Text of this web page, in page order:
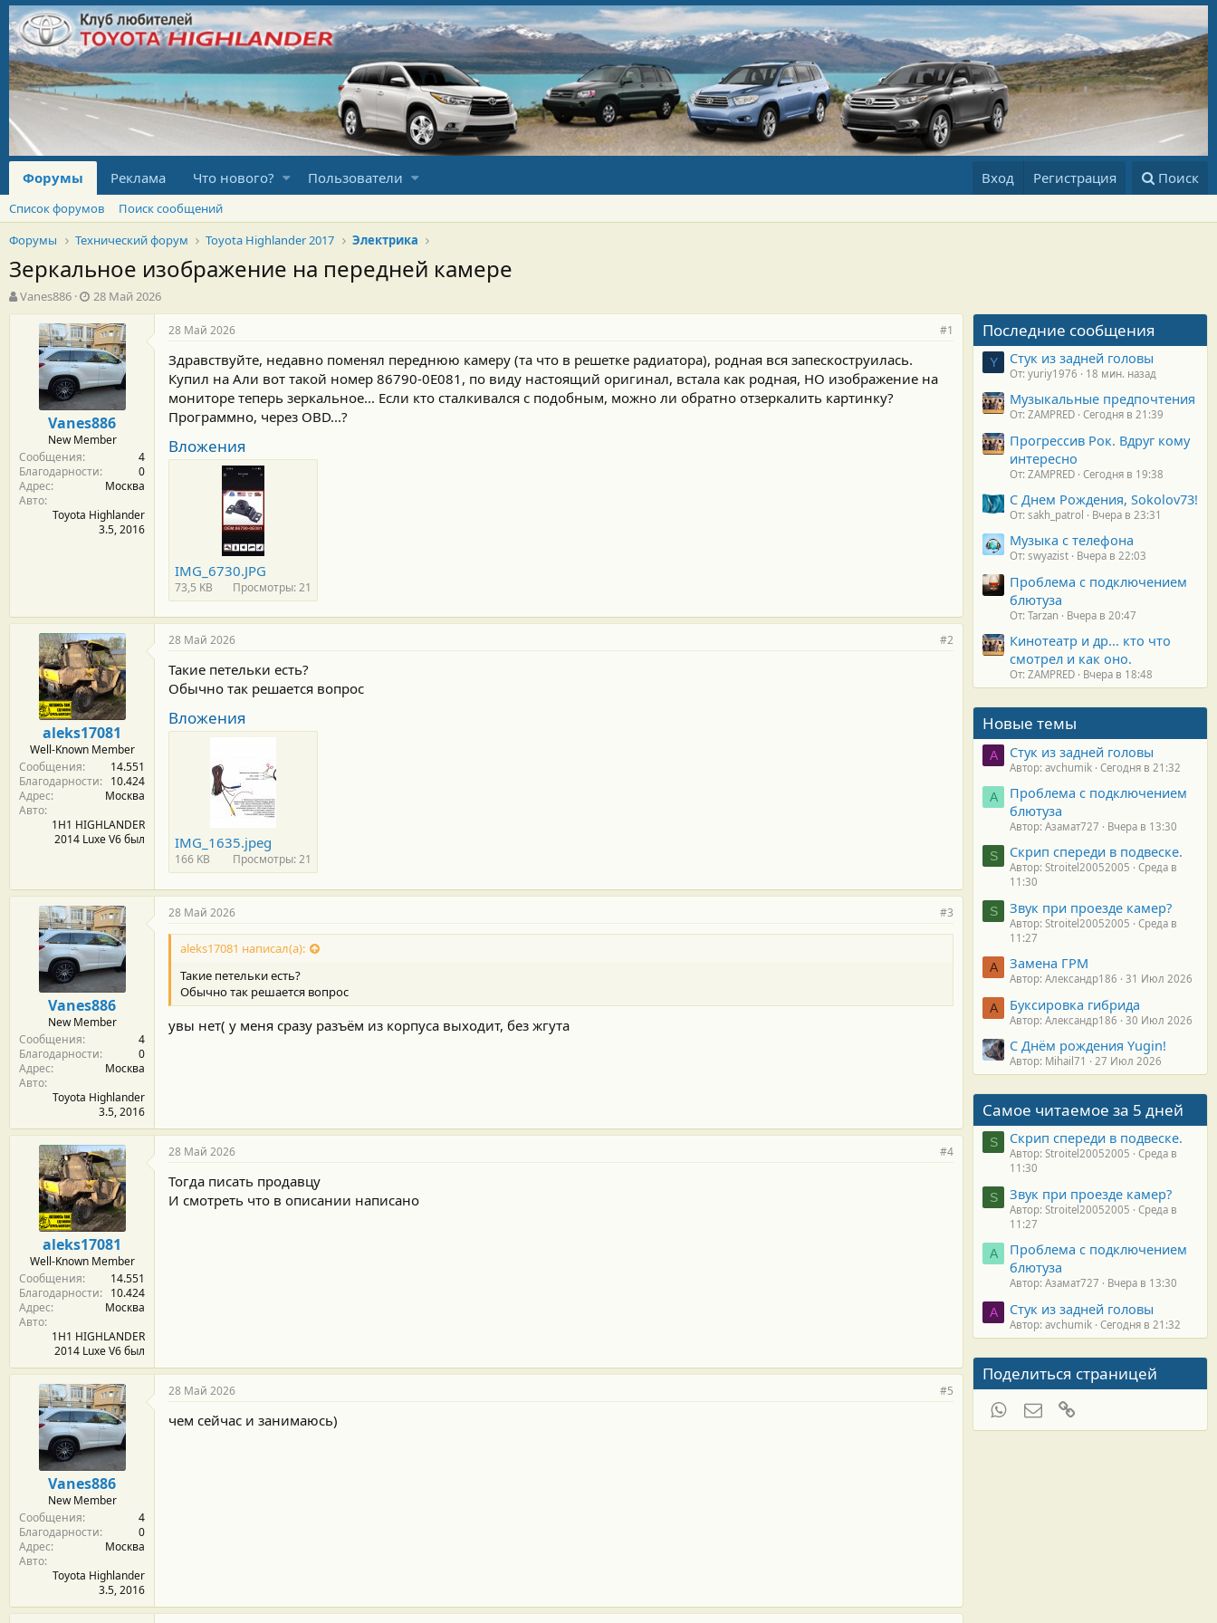
Форумы Реклама Что нового? Пользователи Вход Регистрация Поиск
Список форумов
Поиск сообщений
Форумы
Технический форум Toyota Highlander 2017 Электрика
Зеркальное изображение на передней камере
А
в
Vanes886
Д
а
т
а
н
а
ч
а
л
а
28 Май 2026
Vanes886
New Member
Сообщения
4
Благодарности
0
Адрес
Москва
Авто
Toyota Highlander
3.5, 2016
28 Май 2026 #1
Здравствуйте, недавно поменял переднюю камеру (та что в решетке радиатора), родная вся запескоструилась.
Купил на Али вот такой номер 86790-0E081, по виду настоящий оригинал, встала как родная, НО изображение на
мониторе теперь зеркальное... Если кто сталкивался с подобным, можно ли обратно отзеркалить картинку?
Программно, через OBD...?
Вложения
IMG_6730.JPG
73,5 KB Просмотры: 21
aleks17081
Well-Known Member
Сообщения
14.551
Благодарности
10.424
Адрес
Москва
Авто
1H1 HIGHLANDER
2014 Luxe V6 был
28 Май 2026 #2
Такие петельки есть?
Обычно так решается вопрос
Вложения
IMG_1635.jpeg
166 KB Просмотры: 21
Vanes886
New Member
Сообщения
4
Благодарности
0
Адрес
Москва
Авто
Toyota Highlander
3.5, 2016
28 Май 2026 #3
aleks17081 написал(а):
Такие петельки есть?
Обычно так решается вопрос
увы нет( у меня сразу разъём из корпуса выходит, без жгута
aleks17081
Well-Known Member
Сообщения
14.551
Благодарности
10.424
Адрес
Москва
Авто
1H1 HIGHLANDER
2014 Luxe V6 был
28 Май 2026 #4
Тогда писать продавцу
И смотреть что в описании написано
Vanes886
New Member
Сообщения
4
Благодарности
0
Адрес
Москва
Авто
Toyota Highlander
3.5, 2016
28 Май 2026 #5
чем сейчас и занимаюсь)
Последние сообщения
Y Стук из задней головы
От: yuriy1976 18 мин. назад
Музыкальные предпочтения
От: ZAMPRED Сегодня в 21:39
Прогрессив Рок. Вдруг кому
интересно
От: ZAMPRED Сегодня в 19:38
С Днем Рождения, Sokolov73!
От: sakh_patrol Вчера в 23:31
Музыка с телефона
От: swyazist Вчера в 22:03
Проблема с подключением
блютуза
От: Tarzan Вчера в 20:47
Кинотеатр и др... кто что
смотрел и как оно.
От: ZAMPRED Вчера в 18:48
Новые темы
A Стук из задней головы
Автор: avchumik Сегодня в 21:32
А
Проблема с подключением
блютуза
Автор: Азамат727 Вчера в 13:30
S Скрип спереди в подвеске.
Автор: Stroitel20052005
Среда в
11:30
S Звук при проезде камер?
Автор: Stroitel20052005
Среда в
11:27
А Замена ГРМ
Автор: Александр186 31 Июл 2026
А Буксировка гибрида
Автор: Александр186 30 Июл 2026
С Днём рождения Yugin!
Автор: Mihail71 27 Июл 2026
Самое читаемое за 5 дней
S Скрип спереди в подвеске.
Автор: Stroitel20052005
Среда в
11:30
S Звук при проезде камер?
Автор: Stroitel20052005
Среда в
11:27
А
Проблема с подключением
блютуза
Автор: Азамат727 Вчера в 13:30
A Стук из задней головы
Автор: avchumik Сегодня в 21:32
Поделиться страницей
WhatsAppЭлектронная почта